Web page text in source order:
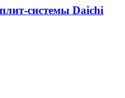
системы Daichi